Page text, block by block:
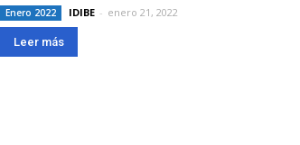
Enero 2022 IDIBE - enero 21, 2022
Leer más